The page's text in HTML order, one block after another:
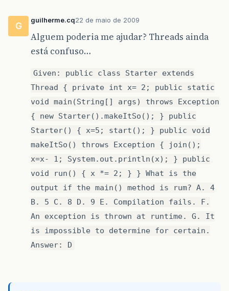
G
guilherme.cq22 de maio de 2009
Alguem poderia me ajudar? Threads ainda
está confuso…
Given: public class Starter extends
Thread { private int x= 2; public static
void main(String[] args) throws Exception
{ new Starter().makeItSo(); } public
Starter() { x=5; start(); } public void
makeItSo() throws Exception { join();
x=x- 1; System.out.println(x); } public
void run() { x *= 2; } } What is the
output if the main() method is rum? A. 4
B. 5 C. 8 D. 9 E. Compilation fails. F.
An exception is thrown at runtime. G. It
is impossible to determine for certain.
Answer: D